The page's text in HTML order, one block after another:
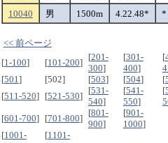
10040
男 1500m 4.22.48* *
<< 前ページ
[1-100] [101-200]
[201-
300]
[301-
400]
[
[501] [502] [503] [504] [
[511-520] [521-530]
[531-
540]
[541-
550]
[
[601-700] [701-800]
[801-
900]
[901-
1000]
[1001-
[1101-